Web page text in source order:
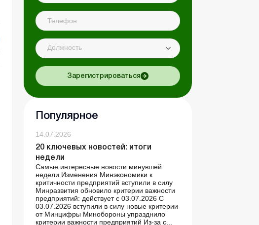
Должность
Зарегистрироваться
Популярное
14.07.2026
20 ключевых новостей: итоги
недели
Самые интересные новости минувшей
недели Изменения Минэкономики к
критичности предприятий вступили в силу
Минразвития обновило критерии важности
предприятий: действует с 03.07.2026 С
03.07.2026 вступили в силу новые критерии
от Минцифры Минобороны упразднило
критерии важности предприятий Из-за с...